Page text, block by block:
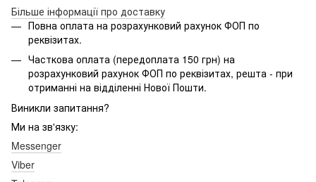
Більше інформації про доставку
Повна оплата на розрахунковий рахунок ФОП по
реквізитах.
Часткова оплата (передоплата 150 грн) на
розрахунковий рахунок ФОП по реквізитах, решта - при
отриманні на відділенні Нової Пошти.
Виникли запитання?
Ми на зв'язку:
Messenger
Viber